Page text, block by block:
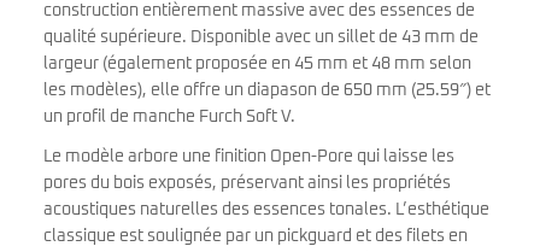
construction entièrement massive avec des essences de
qualité supérieure. Disponible avec un sillet de 43 mm de
largeur (également proposée en 45 mm et 48 mm selon
les modèles), elle offre un diapason de 650 mm (25.59″) et
un profil de manche Furch Soft V.
Le modèle arbore une finition Open-Pore qui laisse les
pores du bois exposés, préservant ainsi les propriétés
acoustiques naturelles des essences tonales. L’esthétique
classique est soulignée par un pickguard et des filets en